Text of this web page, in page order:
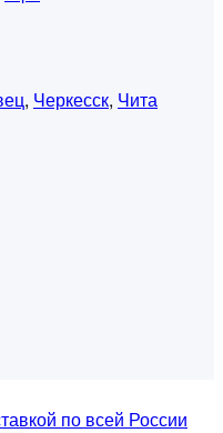
, Черкесск, Чита
по всей России